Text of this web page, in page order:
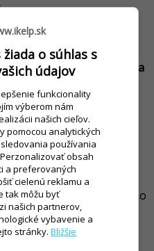
komunikáciu
skladového
aplikáciaiKelp Pokladna
alebo registračnou
zákonom a
aplikačný server
z viacerých počítačov a
do systému skladového
počítača.
pole techonológií
o súhlas s
údajov
funkcionality
výberom nám
našich cieľov.
pomocou analytických
používania
obsah
a preferovaných
cielenú reklamu a
tak môžu byť
našich partnerov,
vybavenie a
stránky.Bližšie